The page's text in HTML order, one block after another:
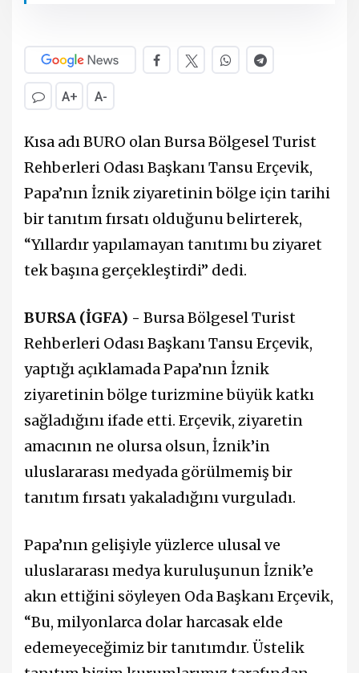
A+ A-
Kısa adı BURO olan Bursa Bölgesel Turist
Rehberleri Odası Başkanı Tansu Erçevik,
Papa’nın İznik ziyaretinin bölge için tarihi
bir tanıtım fırsatı olduğunu belirterek,
“Yıllardır yapılamayan tanıtımı bu ziyaret
tek başına gerçekleştirdi” dedi.
BURSA (İGFA) - Bursa Bölgesel Turist
Rehberleri Odası Başkanı Tansu Erçevik,
yaptığı açıklamada Papa’nın İznik
ziyaretinin bölge turizmine büyük katkı
sağladığını ifade etti. Erçevik, ziyaretin
amacının ne olursa olsun, İznik’in
uluslararası medyada görülmemiş bir
tanıtım fırsatı yakaladığını vurguladı.
Papa’nın gelişiyle yüzlerce ulusal ve
uluslararası medya kuruluşunun İznik’e
akın ettiğini söyleyen Oda Başkanı Erçevik,
“Bu, milyonlarca dolar harcasak elde
edemeyeceğimiz bir tanıtımdır. Üstelik